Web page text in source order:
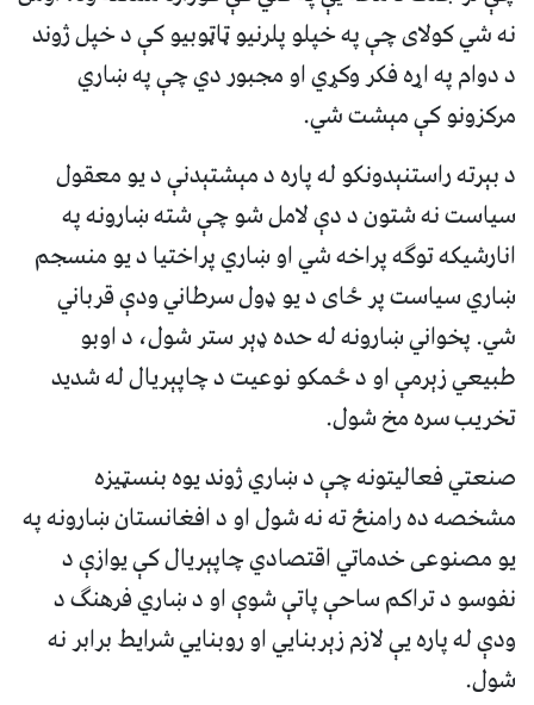
نه شي کولای چې په خپلو پلرنیو ټاټوبیو کې د خپل ژوند
د دوام په اړه فکر وکړي او مجبور دي چې په ښاري
مرکزونو کې مېشت شي.
د بېرته راستنېدونکو له پاره د مېشتېدنې د یو معقول
سیاست نه شتون د دې لامل شو چې شته ښارونه په
انارشیکه توګه پراخه شي او ښاري پراختیا د یو منسجم
ښاري سیاست پر ځای د یو ډول سرطاني ودې قرباني
شي. پخواني ښارونه له حده ډېر ستر شول، د اوبو
طبیعي زېرمې او د ځمکو نوعیت د چاپېریال له شدید
تخریب سره مخ شول.
صنعتي فعالیتونه چې د ښاري ژوند یوه بنسټیزه
مشخصه ده رامنځ ته نه شول او د افغانستان ښارونه په
یو مصنوعی خدماتي اقتصادي چاپېریال کې یوازې د
نفوسو د تراکم ساحې پاتې شوې او د ښاري فرهنګ د
ودې له پاره یې لازم زېربنایي او روبنایي شرایط برابر نه
شول.